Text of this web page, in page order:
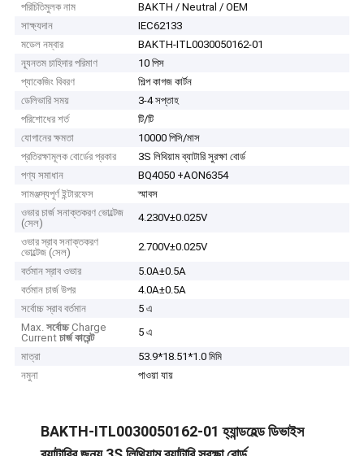
পরিচিতিমুলক নাম
BAKTH / Neutral / OEM
সাক্ষ্যদান
IEC62133
মডেল নম্বার
BAKTH-ITL0030050162-01
ন্যূনতম চাহিদার পরিমাণ
10 পিস
প্যাকেজিং বিবরণ
শিল্প কাগজ কার্টন
ডেলিভারি সময়
3-4 সপ্তাহ
পরিশোধের শর্ত
টি/টি
যোগানের ক্ষমতা
10000 পিসি/মাস
প্রতিরক্ষামূলক বোর্ডের প্রকার
3S লিথিয়াম ব্যাটারি সুরক্ষা বোর্ড
পণ্য সমাধান
BQ4050 +AON6354
সামঞ্জস্যপূর্ণ ইন্টারফেস
স্মাবস
ওভার চার্জ সনাক্তকরণ ভোল্টেজ
(সেল)
4.230V±0.025V
ওভার স্রাব সনাক্তকরণ
ভোল্টেজ (সেল)
2.700V±0.025V
বর্তমান স্রাব ওভার
5.0A±0.5A
বর্তমান চার্জ উপর
4.0A±0.5A
সর্বোচ্চ স্রাব বর্তমান
5 এ
Max. সর্বোচ্চ Charge
Current চার্জ কারেন্ট
5 এ
মাত্রা
53.9*18.51*1.0 মিমি
নমুনা
পাওয়া যায়
BAKTH-ITL0030050162-01 হ্যান্ডহেল্ড ডিভাইস